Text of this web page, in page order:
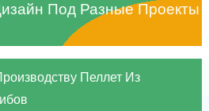
Под Разные Проекты
Пеллет Из